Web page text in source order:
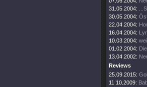
31.05.2004:
30.05.2004:
22.04.2004:
16.04.2004:
10.03.2004:
01.02.2004:
13.04.2002:
Reviews
25.09.2015:
11.10.2009: